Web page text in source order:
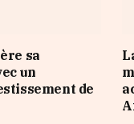
sa
un
de